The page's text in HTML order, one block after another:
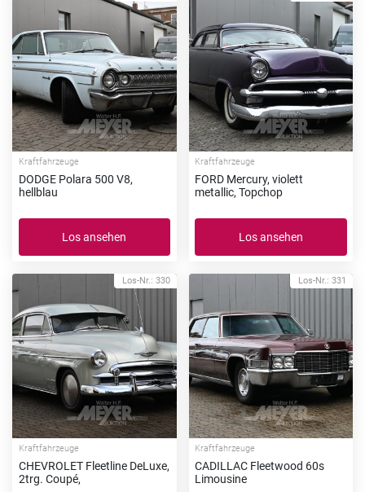
Kraftfahrzeuge
DODGE Polara 500 V8,
hellblau
Los ansehen
Kraftfahrzeuge
FORD Mercury, violett
metallic, Topchop
Los ansehen
Los-Nr.: 330
Kraftfahrzeuge
CHEVROLET Fleetline DeLuxe,
2trg. Coupé,
Los-Nr.: 331
Kraftfahrzeuge
CADILLAC Fleetwood 60s
Limousine